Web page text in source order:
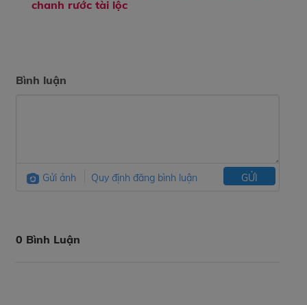
chanh rước tài lộc
Bình luận
Gửi ảnh Quy định đăng bình luận GỬI
0 Bình Luận